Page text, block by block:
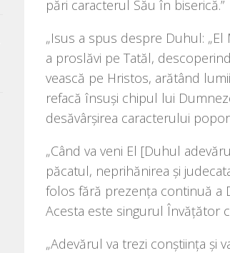
pă­ri carac­te­rul Său în biserică.”
„Isus a spus des­pre Duhul:
a pro­slă­vi pe Tatăl,
veas­că pe Hristos, ară­tând
refa­că însuși chi­pul lui
desă­vâr­și­rea carac­te­ru­lui
„Când va veni El [Duhul
păca­tul, nepri­hă­ni­rea și
folos fără pre­zen­ța con­ti­nuă a
Acesta este sin­gu­rul Învățător
„Adevărul va trezi con­ști­in­ța și